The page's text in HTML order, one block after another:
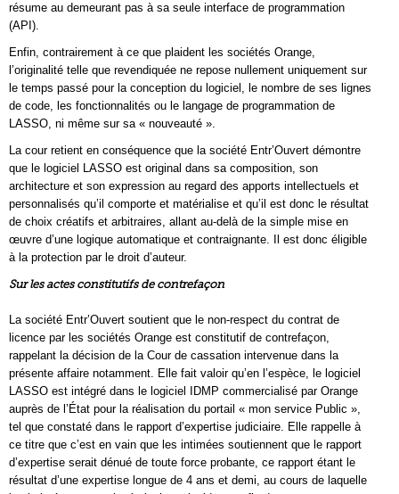
résume au demeurant pas à sa seule interface de programmation
(API).
Enfin, contrairement à ce que plaident les sociétés Orange,
l’originalité telle que revendiquée ne repose nullement uniquement sur
le temps passé pour la conception du logiciel, le nombre de ses lignes
de code, les fonctionnalités ou le langage de programmation de
LASSO, ni même sur sa « nouveauté ».
La cour retient en conséquence que la société Entr’Ouvert démontre
que le logiciel LASSO est original dans sa composition, son
architecture et son expression au regard des apports intellectuels et
personnalisés qu’il comporte et matérialise et qu’il est donc le résultat
de choix créatifs et arbitraires, allant au-delà de la simple mise en
œuvre d’une logique automatique et contraignante. Il est donc éligible
à la protection par le droit d’auteur.
Sur les actes constitutifs de contrefaçon
La société Entr’Ouvert soutient que le non-respect du contrat de
licence par les sociétés Orange est constitutif de contrefaçon,
rappelant la décision de la Cour de cassation intervenue dans la
présente affaire notamment. Elle fait valoir qu’en l’espèce, le logiciel
LASSO est intégré dans le logiciel IDMP commercialisé par Orange
auprès de l’État pour la réalisation du portail « mon service Public »,
tel que constaté dans le rapport d’expertise judiciaire. Elle rappelle à
ce titre que c’est en vain que les intimées soutiennent que le rapport
d’expertise serait dénué de toute force probante, ce rapport étant le
résultat d’une expertise longue de 4 ans et demi, au cours de laquelle